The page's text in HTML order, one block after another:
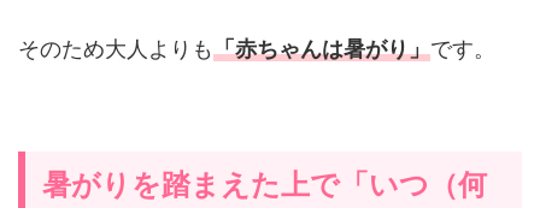
そのため大人よりも「赤ちゃんは暑がり」です。
暑がりを踏まえた上で「いつ（何